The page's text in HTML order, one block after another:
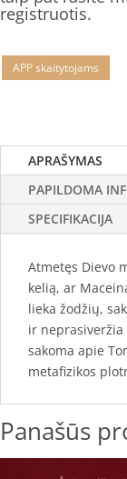
registruotis.
APP skaitytojams
APRAŠYMAS
PAPILDOMA
SPECIFIKACIJA
Atmetęs Dievo
kelią, ar
lieka žodžių,
ir
sakoma apie
metafizikos
Panašūs